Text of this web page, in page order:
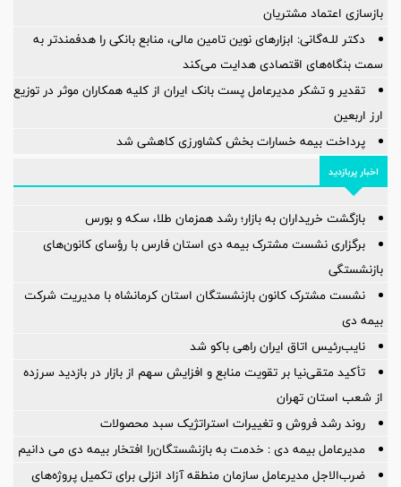
بازسازی اعتماد مشتریان
دکتر للـه‌گانی: ابزارهای نوین تامین مالی، منابع بانکی را هدفمندتر به
سمت بنگاه‌های اقتصادی هدایت می‌کند
تقدیر و تشکر مدیرعامل پست بانک ایران از کلیه همکاران موثر در توزیع
ارز اربعین
پرداخت بیمه خسارات بخش کشاورزی کاهشی شد
اخبار پربازدید
بازگشت خریداران به بازار؛ رشد همزمان طلا، سکه و بورس
برگزاری نشست مشترک بیمه دی استان فارس با رؤسای کانون‌های
بازنشستگی
نشست مشترک کانون بازنشستگان استان کرمانشاه با مدیریت شرکت
بیمه دی
نایب‌رئیس اتاق ایران راهی باکو شد
تأکید متقی‌نیا بر تقویت منابع و افزایش سهم از بازار در بازدید سرزده
از شعب استان تهران
روند رشد فروش و تغییرات استراتژیک سبد محصولات
مدیرعامل بیمه دی : خدمت به بازنشستگان‌را افتخار بیمه دی می دانیم
ضرب‌الاجل مدیرعامل سازمان منطقه آزاد انزلی برای تكمیل پروژه‌های